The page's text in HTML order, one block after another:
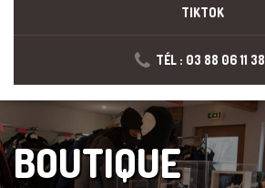
TIKTOK
TÉL : 03 88 06 11 38
BOUTIQUE